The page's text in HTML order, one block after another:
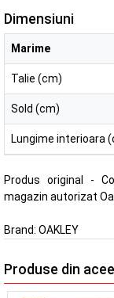
Dimensiuni
Marime
Talie (cm)
Sold (cm)
Lungime interioara
Produs original -
magazin autorizat
Brand: OAKLEY
Produse din